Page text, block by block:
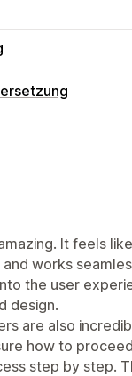
It feels
and works
the user
design.
are also
how to
step by step.